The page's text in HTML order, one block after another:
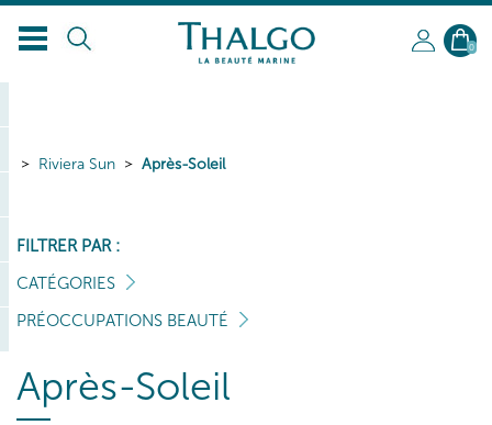
FR
0
Riviera Sun Après-Soleil
FILTRER PAR :
CATÉGORIES
PRÉOCCUPATIONS BEAUTÉ
Après-Soleil